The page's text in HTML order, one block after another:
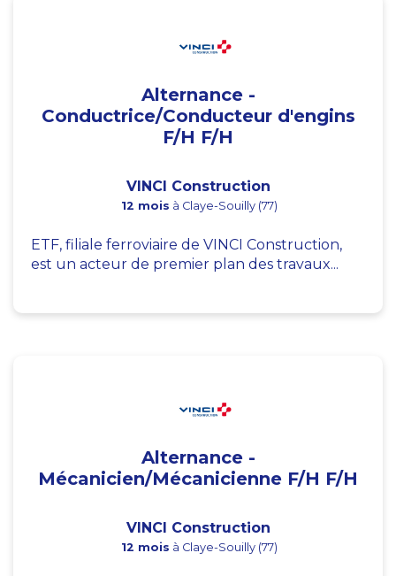
Alternance -
Conductrice/Conducteur d'engins
F/H F/H
VINCI Construction
12 mois à Claye-Souilly (77)
ETF, filiale ferroviaire de VINCI Construction,
est un acteur de premier plan des travaux...
Alternance -
Mécanicien/Mécanicienne F/H F/H
VINCI Construction
12 mois à Claye-Souilly (77)